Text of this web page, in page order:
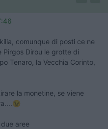
comunque di posti ce ne
Pirgos Dirou le grotte di
Tenaro, la Vecchia Corinto,
la monetine, se viene
aree